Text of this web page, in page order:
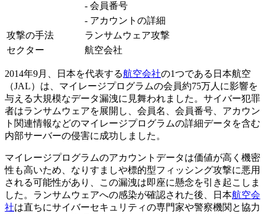
- 会員番号
- アカウントの詳細
攻撃の手法
ランサムウェア攻撃
セクター
航空会社
2014年9月、日本を代表する航空会社の1つである日本航空
（JAL）は、マイレージプログラムの会員約75万人に影響を
与える大規模なデータ漏洩に見舞われました。サイバー犯罪
者はランサムウェアを展開し、会員名、会員番号、アカウン
ト関連情報などのマイレージプログラムの詳細データを含む
内部サーバーの侵害に成功しました。
マイレージプログラムのアカウントデータは価値が高く機密
性も高いため、なりすましや標的型フィッシング攻撃に悪用
される可能性があり、この漏洩は即座に懸念を引き起こしま
した。ランサムウェアへの感染が確認された後、日本航空会
社は直ちにサイバーセキュリティの専門家や警察機関と協力